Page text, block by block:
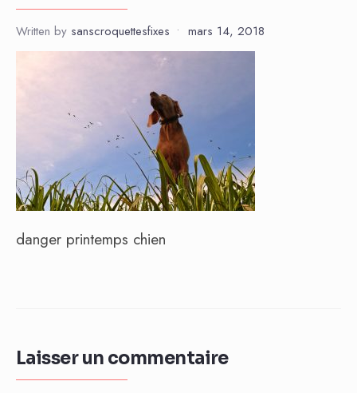
Written by sanscroquettesfixes • mars 14, 2018
danger printemps chien
Laisser un commentaire